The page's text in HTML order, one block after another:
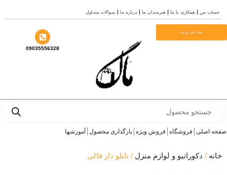
من همکاری با ما هنرمندان ما درباره ما سوالات متداول
ثبت نام | ورود
09035556328
اصلی فروشگاه فروش ویژه بارگذاری محصول آموزشها
/دکوراتیو و لوازم منزل/ تابلو دار قالی